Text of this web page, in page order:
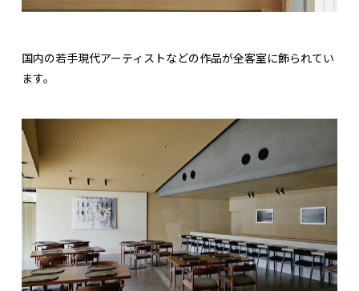
国内の若手現代アーティストなどの作品が全客室に飾られてい
ます。